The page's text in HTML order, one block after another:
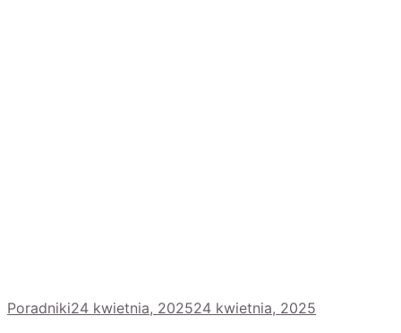
Poradniki24 kwietnia, 202524 kwietnia, 2025